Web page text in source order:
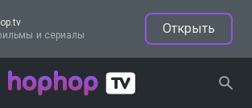
и сериалы
Открыть